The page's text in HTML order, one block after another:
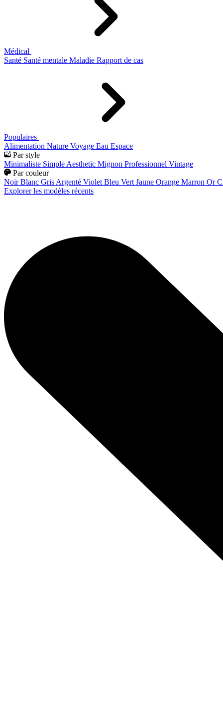
Médical
Santé Santé mentale Maladie Rapport de cas
Populaires
Alimentation Nature Voyage Eau Espace
Par style
Minimaliste Simple Aesthetic Mignon Professionnel Vintage
Par couleur
Noir Blanc Gris Argenté Violet Bleu Vert Jaune Orange Marron Or
Explorer les modèles récents